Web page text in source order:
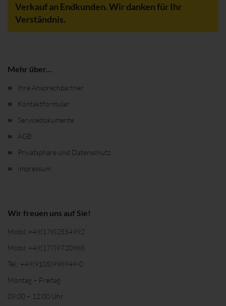
Verkauf an Endkunden. Wir danken für Ihr
Verständnis.
Mehr über...
Ihre Ansprechpartner
Kontaktformular
Servicedokumente
AGB
Privatsphäre und Datenschutz
Impressum
Wir freuen uns auf Sie!
Mobil: +49(178)2554992
Mobil: +49(177)9720988
Tel.: +49(9105)998949-0
Montag – Freitag
09:00 – 12:00 Uhr